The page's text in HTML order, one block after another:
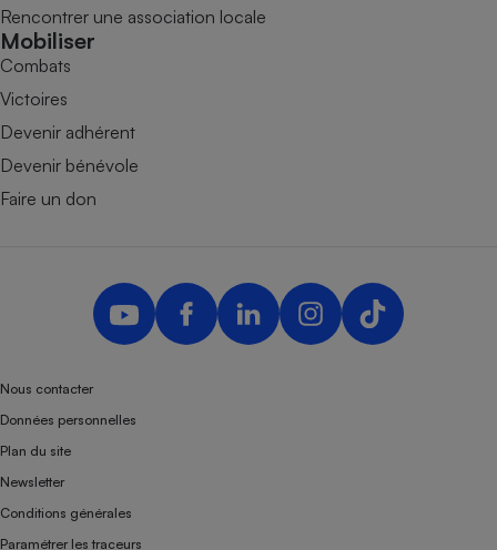
Rencontrer une association locale
Mobiliser
Combats
Victoires
Devenir adhérent
Devenir bénévole
Faire un don
Nous contacter
Données personnelles
Plan du site
Newsletter
Conditions générales
Paramétrer les traceurs